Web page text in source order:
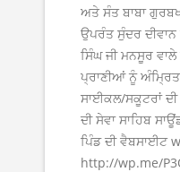
ਅਤੇ ਸੰਤ ਬਾਬਾ
ਉਪਰੰਤ ਸੁੰਦਰ ਦੀਵਾਨ
ਸਿੰਘ ਜੀ ਮਨਸੂਰ
ਪ੍ਰਾਣੀਆਂ ਨੂੰ
ਸਾਈਕਲ/ਸਕੂਟਰਾਂ ਦੀ
ਦੀ ਸੇਵਾ ਸਾਹਿਬ
ਪਿੰਡ ਦੀ ਵੈਬਸਾਈਟ
http://wp.me/